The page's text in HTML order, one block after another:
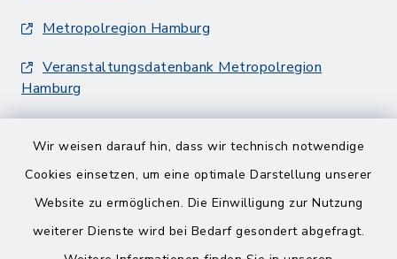
Wir weisen darauf hin, dass wir technisch notwendige
Cookies einsetzen, um eine optimale Darstellung unserer
Website zu ermöglichen. Die Einwilligung zur Nutzung
weiterer Dienste wird bei Bedarf gesondert abgefragt.
Metropolregion Hamburg
Veranstaltungsdatenbank Metropolregion
Hamburg